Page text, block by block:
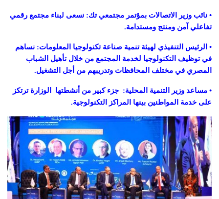
• نائب وزير الاتصالات بمؤتمر مجتمعي تك: نسعى لبناء مجتمع رقمي
تفاعلي آمن ومنتج ومستدامة.
• الرئيس التنفيذي لهيئة تنمية صناعة تكنولوجيا المعلومات: نساهم
في توظيف التكنولوجيا لخدمة المجتمع من خلال تأهيل الشباب
المصري في مختلف المحافظات وتدريبهم من أجل التشغيل.
• مساعد وزير التنمية المحلية: جزء كبير من أنشطتها
الوزارة ترتكز
على خدمة المواطنين بينها المراكز التكنولوجية.